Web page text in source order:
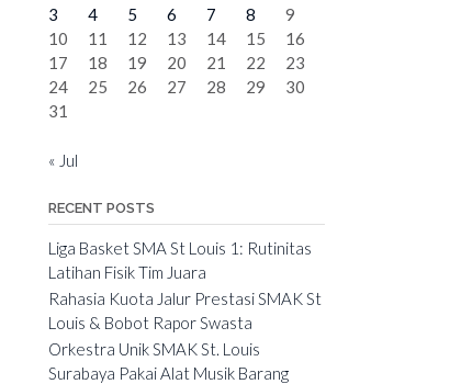
3
4 5 6 7 8
9
10
11 12 13 14 15
16
17
18 19 20 21 22
23
24
25 26 27 28 29
30
31
« Jul
RECENT POSTS
Liga Basket SMA St Louis 1: Rutinitas
Latihan Fisik Tim Juara
Rahasia Kuota Jalur Prestasi SMAK St
Louis & Bobot Rapor Swasta
Orkestra Unik SMAK St. Louis
Surabaya Pakai Alat Musik Barang